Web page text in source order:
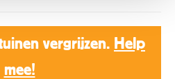
vergrijzen. Help
mee!